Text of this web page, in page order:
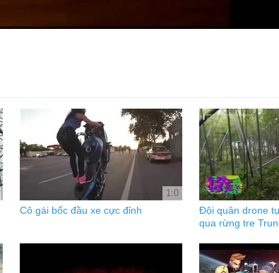
1:0
Cô gái bốc đầu xe cực đỉnh
Đội quân drone
qua rừng tre